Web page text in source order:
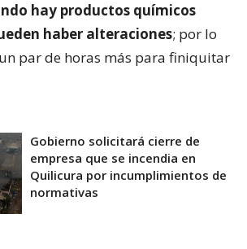
hay productos químicos
haber alteraciones; por lo
par de horas más para finiquitar
Gobierno solicitará cierre de
empresa que se incendia en
Quilicura por incumplimientos de
normativas